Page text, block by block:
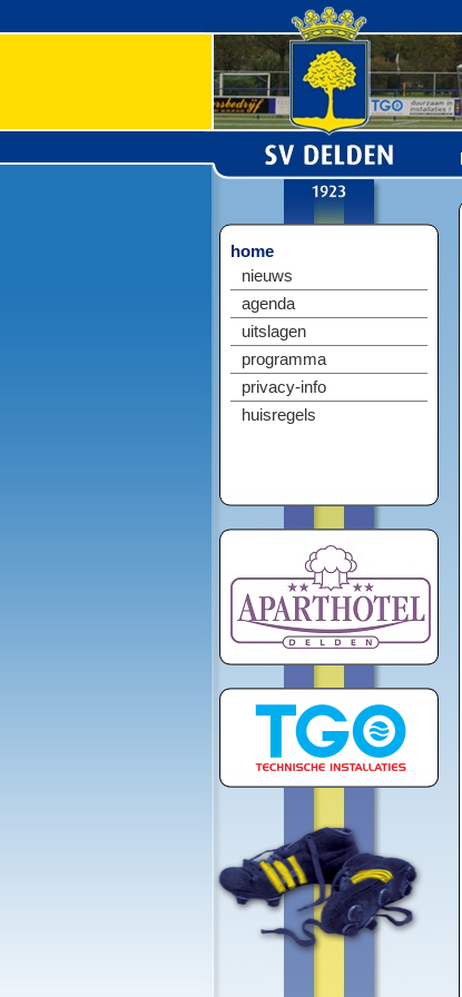
home
nieuws
agenda
uitslagen
programma
privacy-info
huisregels